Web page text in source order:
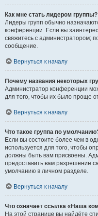
Как мне стать лидером группы?
Лидеры групп обычно
конференции. Если вы
свяжитесь с администратором;
сообщение.
Вернуться к началу
Почему названия некоторых
Администратор конференции
для того, чтобы их было проще
Вернуться к началу
Что такое группа по
Если вы состоите более чем в
используется для того, чтобы
должны быть вам присвоены.
предоставить вам разрешение
умолчанию в личном разделе.
Вернуться к началу
Что означает ссылка «Наша
На этой странице вы найдёте